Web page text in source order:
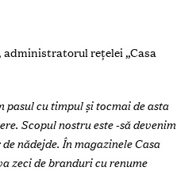
administratorul reţelei „Casa
pasul cu timpul şi tocmai de asta
Scopul nostru este -să devenim
nădejde. În magazinele Casa
zeci de branduri cu renume